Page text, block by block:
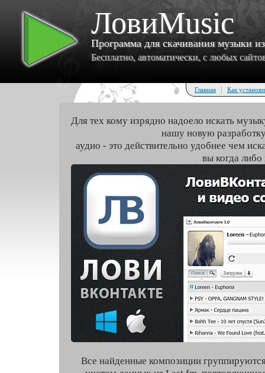
ЛовиMusic
Программа для скачивания музыки
Бесплатно, автоматически, с любых
Главная | Как
Для тех кому изрядно надоело искать
нашу новую
аудио - это действительно удобнее чем
вы когда либо
Все найденные композиции